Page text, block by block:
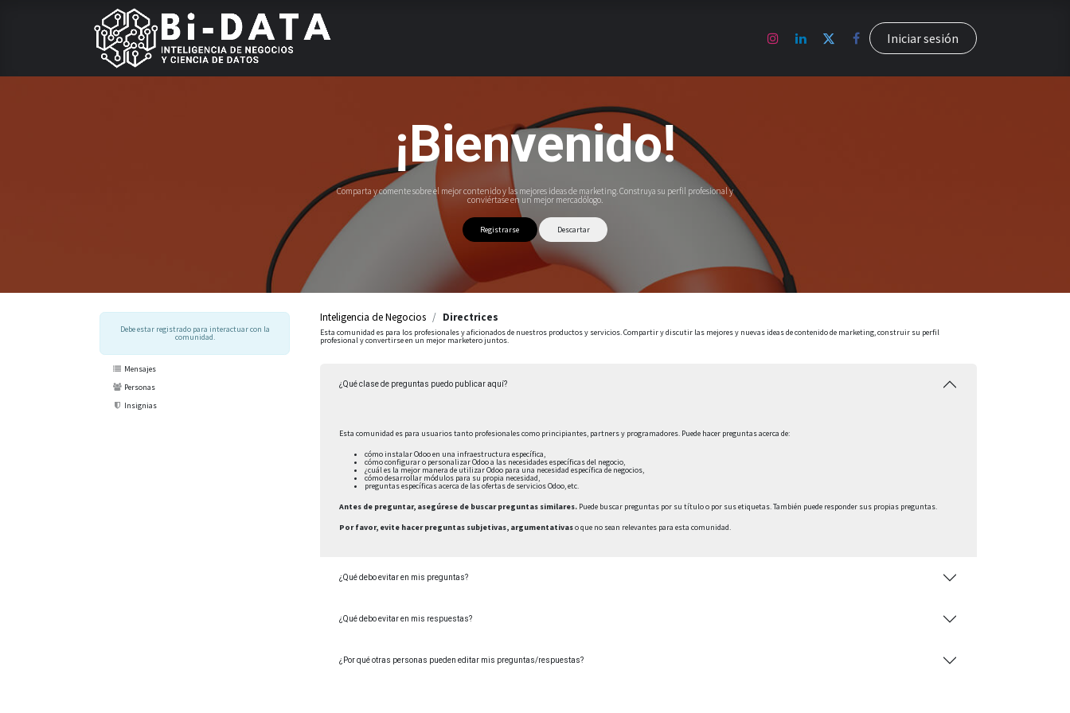
Capacítate ContáctenosIniciar sesión
¡Bienvenido!
Comparta y comente sobre el mejor contenido y las mejores ideas de marketing. Construya su perfil profesional y
conviértase en un mejor mercadólogo.
Registrarse Descartar
Debe estar registrado para interactuar con la
comunidad.
Mensajes
Personas
Insignias
Inteligencia de Negocios Directrices
Esta comunidad es para los profesionales y aficionados de nuestros productos y servicios. Compartir y discutir las mejores y nuevas ideas de contenido de marketing, construir su perfil
profesional y convertirse en un mejor marketero juntos.
¿Qué clase de preguntas puedo publicar aquí?
Esta comunidad es para usuarios tanto profesionales como principiantes, partners y programadores. Puede hacer preguntas acerca de:
cómo instalar Odoo en una infraestructura específica,
cómo configurar o personalizar Odoo a las necesidades específicas del negocio,
¿cuál es la mejor manera de utilizar Odoo para una necesidad específica de negocios,
cómo desarrollar módulos para su propia necesidad,
preguntas específicas acerca de las ofertas de servicios Odoo, etc.
Antes de preguntar, asegúrese de buscar preguntas similares. Puede buscar preguntas por su título o por sus etiquetas. También puede responder sus propias preguntas.
Por favor, evite hacer preguntas subjetivas, argumentativaso que no sean relevantes para esta comunidad.
¿Qué debo evitar en mis preguntas?
¿Qué debo evitar en mis respuestas?
¿Por qué otras personas pueden editar mis preguntas/respuestas?